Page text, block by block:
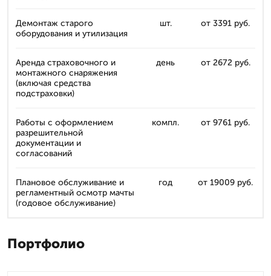
Демонтаж старого
оборудования и утилизация
шт. от 3391 руб.
Аренда страховочного и
монтажного снаряжения
(включая средства
подстраховки)
день от 2672 руб.
Работы с оформлением
разрешительной
документации и
согласований
компл. от 9761 руб.
Плановое обслуживание и
регламентный осмотр мачты
(годовое обслуживание)
год от 19009 руб.
Портфолио